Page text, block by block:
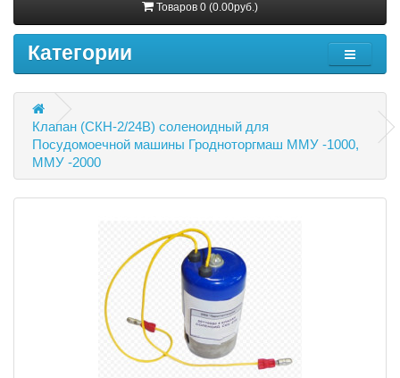
Товаров 0 (0.00руб.)
Категории
Клапан (СКН-2/24В) соленоидный для
Посудомоечной машины Гродноторгмаш ММУ -1000,
ММУ -2000